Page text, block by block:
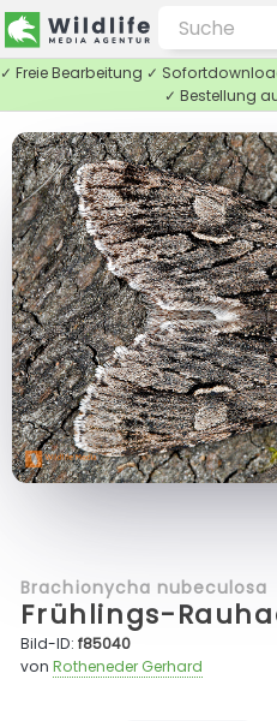
✓ Freie Bearbeitung ✓
✓ Bestellung
Brachionycha nubeculosa
Frühlings-
Bild-ID:f85040
vonRotheneder Gerhard